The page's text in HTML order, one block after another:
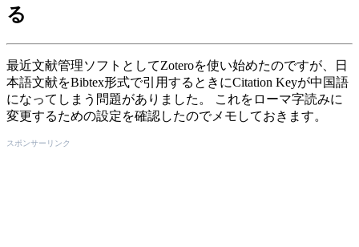
る
最近文献管理ソフトとしてZoteroを使い始めたのですが、日
本語文献をBibtex形式で引用するときにCitation Keyが中国語
になってしまう問題がありました。 これをローマ字読みに
変更するための設定を確認したのでメモしておきます。
スポンサーリンク